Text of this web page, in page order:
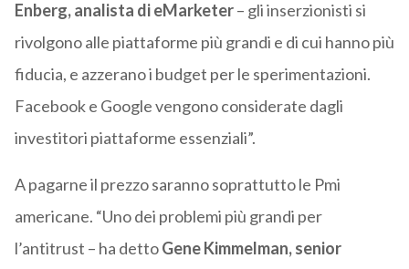
Enberg, analista di eMarketer– gli inserzionisti si
rivolgono alle piattaforme più grandi e di cui hanno più
fiducia, e azzerano i budget per le sperimentazioni.
Facebook e Google vengono considerate dagli
investitori piattaforme essenziali”.
A pagarne il prezzo saranno soprattutto le Pmi
americane. “Uno dei problemi più grandi per
l’antitrust – ha dettoGene Kimmelman, senior